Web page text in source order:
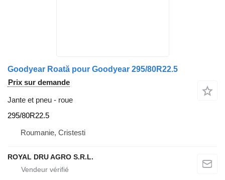
Goodyear Roată pour Goodyear 295/80R22.5
Prix sur demande
Jante et pneu - roue
295/80R22.5
Roumanie, Cristesti
ROYAL DRU AGRO S.R.L.